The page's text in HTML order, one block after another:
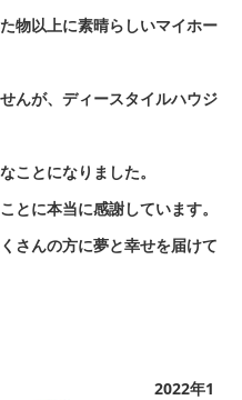
物以上に素晴らしいマイホー
んが、ディースタイルハウジ
ことになりました。
とに本当に感謝しています。
さんの方に夢と幸せを届けて
2022年1